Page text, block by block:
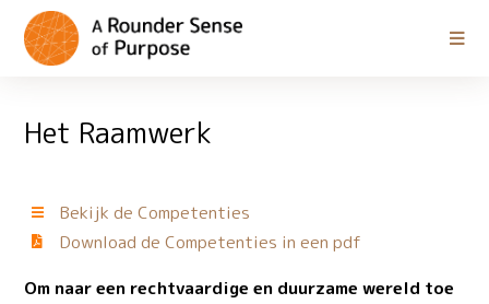
Het Raamwerk
Bekijk de Competenties
Download de Competenties in een pdf
Om naar een rechtvaardige en duurzame wereld toe